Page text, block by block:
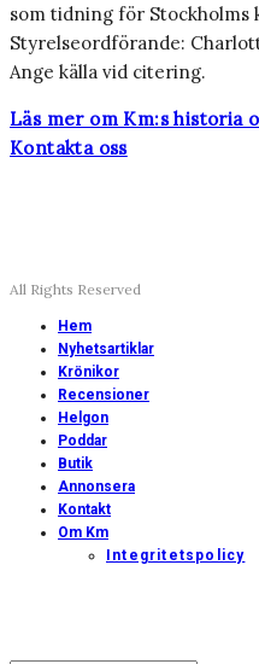
som tidning för Stockholms
Styrelseordförande:
Ange källa vid citering.
Läs mer om Km:s historia
Kontakta oss
All Rights Reserved
Hem
Nyhetsartiklar
Krönikor
Recensioner
Helgon
Poddar
Butik
Annonsera
Kontakt
Om Km
Integritetspolicy